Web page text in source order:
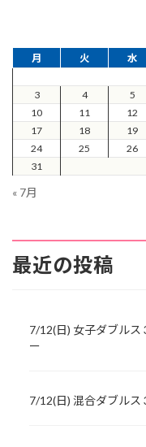
月 火 水
3
4 5
10
11 12
17
18 19
24
25 26
31
« 7月
最近の投稿
7/12(日) 女子ダブル
ー
7/12(日) 混合ダブル